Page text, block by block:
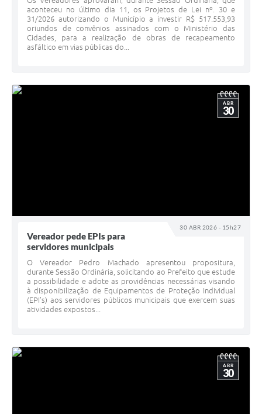
aconteceu no último dia 11, os Projetos de Lei nº. 30 e
31/2026 autorizando o Município a investir R$ 517.553,93
oriundos de convênios assinados com o Ministério das
Cidades, para a realização de obras de recapeamento
asfáltico em vias públicas do...
30 ABR 2026 - 15h27
ABR
30
Vereador pede EPIs para
servidores municipais
O Vereador Pedro Machado apresentou propositura,
durante Sessão Ordinária, solicitando ao Prefeito que estude
a possibilidade e adote as providências necessárias visando
à disponibilização de Equipamentos de Proteção Individual
(EPI’s) aos servidores públicos municipais que exercem suas
atividades expostos...
ABR
30